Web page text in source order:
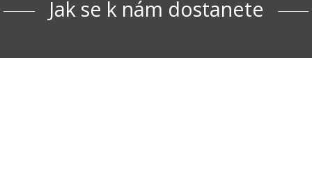
Jak se k nám dostanete